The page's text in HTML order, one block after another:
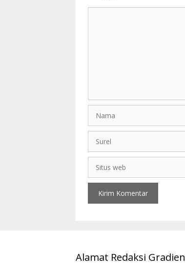
Alamat Redaksi Gradien